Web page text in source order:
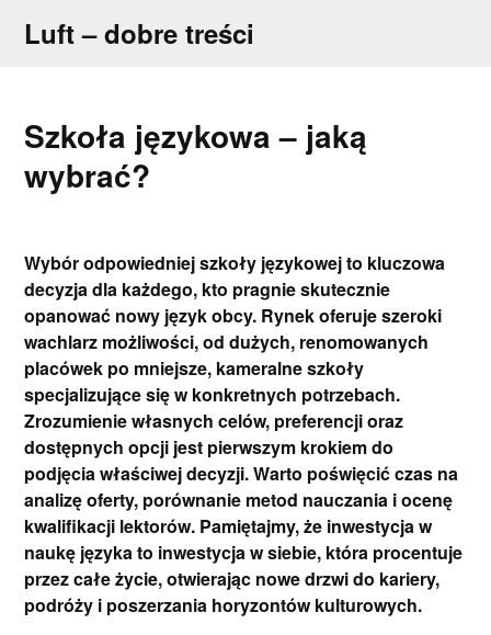
Luft – dobre treści
Szkoła językowa – jaką
wybrać?
Wybór odpowiedniej szkoły językowej to kluczowa
decyzja dla każdego, kto pragnie skutecznie
opanować nowy język obcy. Rynek oferuje szeroki
wachlarz możliwości, od dużych, renomowanych
placówek po mniejsze, kameralne szkoły
specjalizujące się w konkretnych potrzebach.
Zrozumienie własnych celów, preferencji oraz
dostępnych opcji jest pierwszym krokiem do
podjęcia właściwej decyzji. Warto poświęcić czas na
analizę oferty, porównanie metod nauczania i ocenę
kwalifikacji lektorów. Pamiętajmy, że inwestycja w
naukę języka to inwestycja w siebie, która procentuje
przez całe życie, otwierając nowe drzwi do kariery,
podróży i poszerzania horyzontów kulturowych.